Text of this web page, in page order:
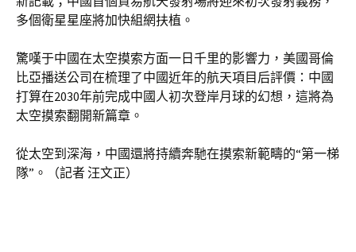
多個衛星星座將加快組網扶植。
驚嘆于中國在太空摸索方面一日千里的影響力，美國哥倫
比亞播送公司在梳理了中國近年的航天項目后評價：中國
打算在2030年前完成中國人初次登岸月球的幻想，這將為
太空摸索翻開新篇章。
從太空到深海，中國還將持續奔馳在摸索新範疇的“第一梯
隊”。（記者 汪文正）